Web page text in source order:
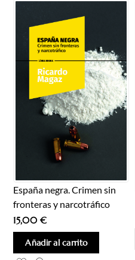
España negra. Crimen sin
fronteras y narcotráfico
15,00€
Añadir al carrito